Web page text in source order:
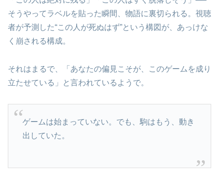
そうやってラベルを貼った瞬間、物語に裏切られる。視聴
者が予測した“この人が死ぬはず”という構図が、あっけな
く崩される構成。
それはまるで、「あなたの偏見こそが、このゲームを成り
立たせている」と言われているようで。
ゲームは始まっていない。でも、駒はもう、動き
出していた。